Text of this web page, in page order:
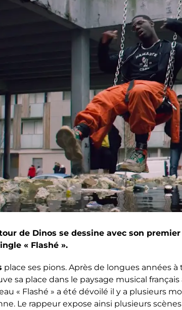
de Dinos se dessine avec son
« Flashé ».
place ses pions. Après de longues années
sa place dans le paysage musical
« Flashé » a été dévoilé il y a plusieurs
Le rappeur expose ainsi plusieurs